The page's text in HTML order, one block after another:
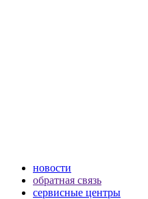
новости
обратная связь
сервисные центры